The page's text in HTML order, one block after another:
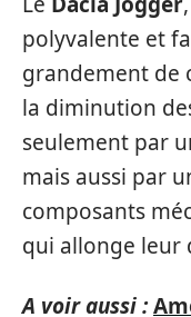
polyvalente et
grandement de
la diminution
seulement par
mais aussi par
composants
qui allonge leur
A voir aussi :